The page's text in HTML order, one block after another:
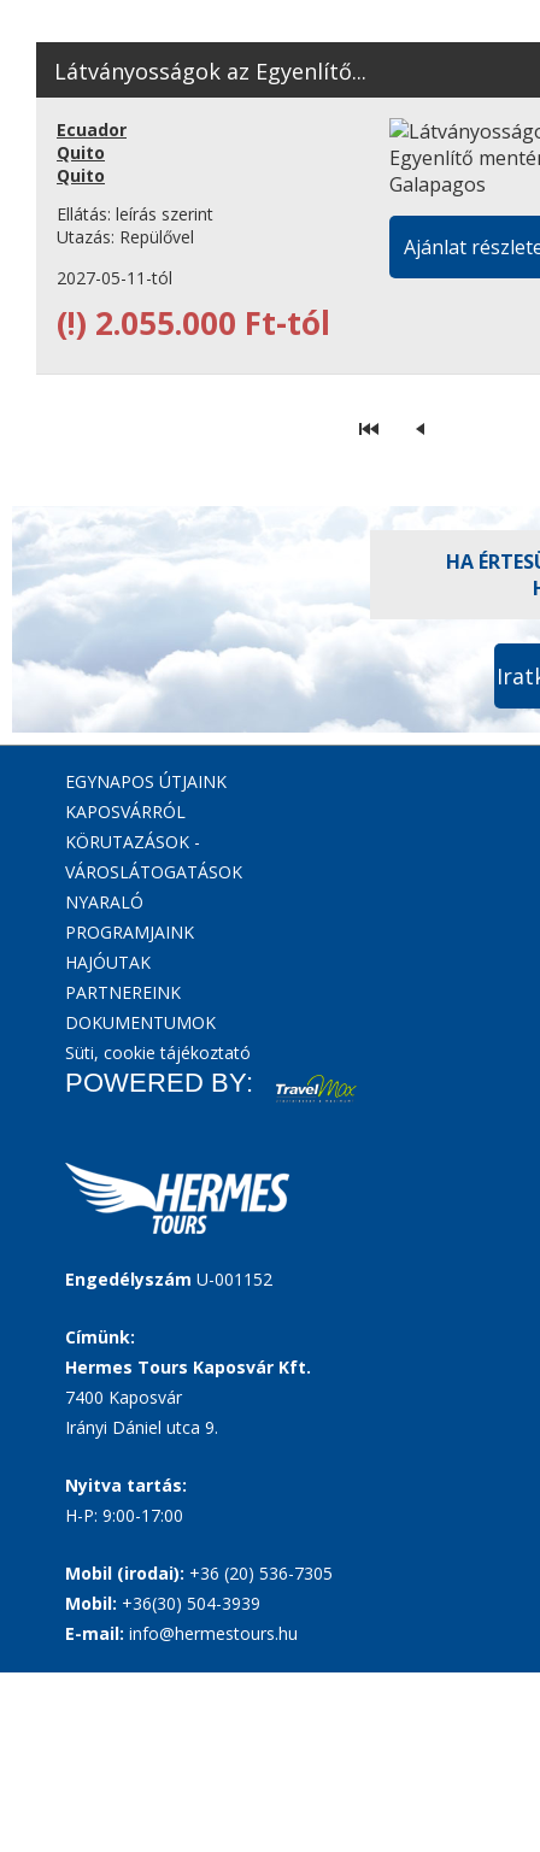
Látványosságok az Egyenlítő...
Ecuador
Quito
Quito
Ellátás: leírás szerint
Utazás: Repülővel
2027-05-11-tól
(!) 2.055.000 Ft-tól
Ajánlat
HA
EGYNAPOS ÚTJAINK
KAPOSVÁRRÓL
KÖRUTAZÁSOK -
VÁROSLÁTOGATÁSOK
NYARALÓ
PROGRAMJAINK
HAJÓUTAK
PARTNEREINK
DOKUMENTUMOK
Süti, cookie tájékoztató
POWERED BY:
Engedélyszám U-001152
Címünk:
Hermes Tours Kaposvár Kft.
7400 Kaposvár
Irányi Dániel utca 9.
Nyitva tartás:
H-P: 9:00-17:00
Mobil (irodai): +36 (20) 536-7305
Mobil: +36(30) 504-3939
E-mail: info@hermestours.hu